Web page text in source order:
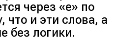
через «е» по
что и эти слова, а
без логики.